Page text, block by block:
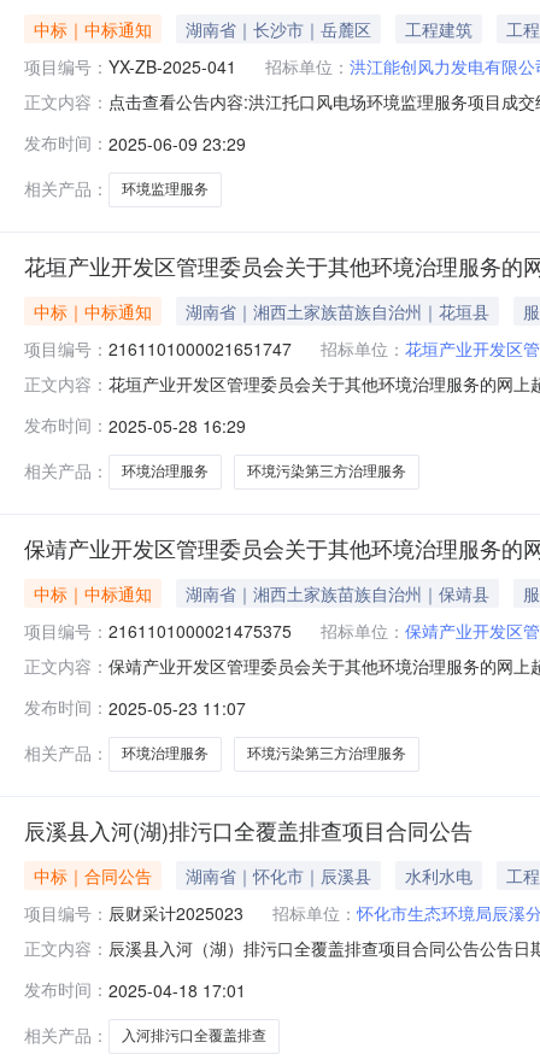
中标｜中标通知 湖南省｜长沙市｜岳麓区 工程建筑
工程
项目编号： YX-ZB-2025-041 招标单位： 洪江能创风力发电有限公
正文内容： 点击查看公告内容:洪江托口风电场环境监理服务项目成
日结束，现将评标结果公告如下：第一名：湖南省壹泰
内，参加采购活动的供
发布时间： 2025-06-09 23:29
相关产品：
环境监理服务
花垣产业开发区管理委员会关于其他环境治理服务的
中标｜中标通知 湖南省｜湘西土家族苗族自治州｜花垣县
项目编号： 2161101000021651747 招标单位： 花垣产业开发区
正文内容： 花垣产业开发区管理委员会关于其他环境治理服务的网
码:433124项目所在行政区划名称:湖南省湘西土家族苗
发布时间： 2025-05-28 16:29
相关产品：
环境治理服务 环境污染第三方治理服务
保靖产业开发区管理委员会关于其他环境治理服务的
中标｜中标通知 湖南省｜湘西土家族苗族自治州｜保靖县
项目编号： 2161101000021475375 招标单位： 保靖产业开发区
正文内容： 保靖产业开发区管理委员会关于其他环境治理服务的网
码:433125项目所在行政区划名称:湖南省湘西土家族苗
发布时间： 2025-05-23 11:07
相关产品：
环境治理服务 环境污染第三方治理服务
辰溪县入河(湖)排污口全覆盖排查项目合同公告
中标｜合同公告 湖南省｜怀化市｜辰溪县 水利水电
工程
项目编号： 辰财采计2025023 招标单位： 怀化市生态环境局辰溪
正文内容： 辰溪县入河（湖）排污口全覆盖排查项目合同公告公告
项目信息1、采购合同名称：政府采购合同协议书2、采
目内容：辰溪县全县范围水
发布时间： 2025-04-18 17:01
相关产品：
入河排污口全覆盖排查